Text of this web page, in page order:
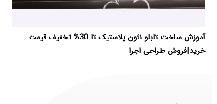
آموزش ساخت تابلو نئون پلاستیک تا 30% تخفیف قیمت
خرید|فروش طراحی اجرا